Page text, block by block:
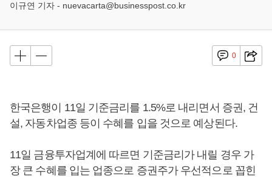
이규연 기자 - nuevacarta@businesspost.co.kr
0
한국은행이 11일 기준금리를 1.5%로 내리면서 증권, 건
설, 자동차업종 등이 수혜를 입을 것으로 예상된다.
11일 금융투자업계에 따르면 기준금리가 내릴 경우 가
장 큰 수혜를 입는 업종으로 증권주가 우선적으로 꼽힌